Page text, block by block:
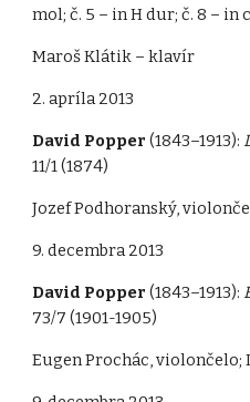
mol; č. 5 – in H dur; č. 8 – in
Maroš Klátik – klavír
2. apríla 2013
David Popper (1843–1913):
11/1 (1874)
Jozef Podhoranský,
9. decembra 2013
David Popper (1843–1913):
73/7 (1901-1905)
Eugen Prochác, violončelo;